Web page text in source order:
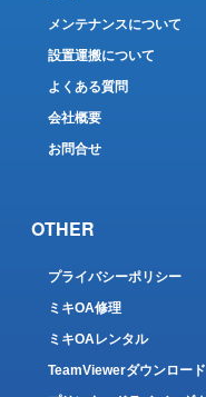
メンテナンスについて
設置運搬について
よくある質問
会社概要
お問合せ
OTHER
プライバシーポリシー
ミキOA修理
ミキOAレンタル
TeamViewerダウンロード